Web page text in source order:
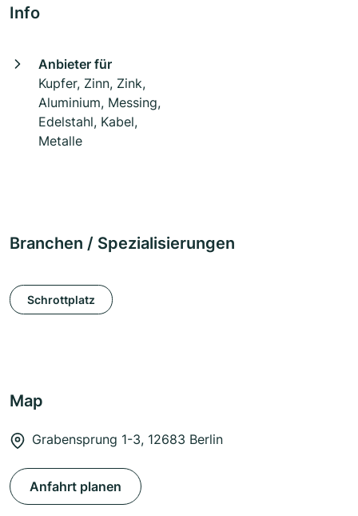
Info
Anbieter für
Kupfer, Zinn, Zink,
Aluminium, Messing,
Edelstahl, Kabel,
Metalle
Branchen / Spezialisierungen
Schrottplatz
Map
Grabensprung 1-3, 12683 Berlin
Anfahrt planen